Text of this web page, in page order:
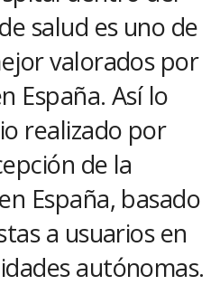
salud es uno de
valorados por
España. Así lo
realizado por
de la
España, basado
a usuarios en
autónomas.